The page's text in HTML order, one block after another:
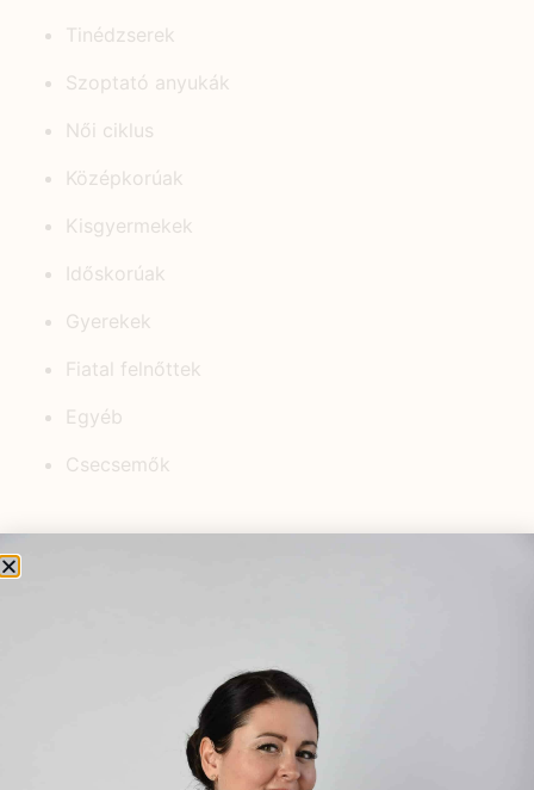
Tinédzserek
Szoptató anyukák
Női ciklus
Középkorúak
Kisgyermekek
Időskorúak
Gyerekek
Fiatal felnőttek
Egyéb
Csecsemők
KEDVELT BEJEGYZÉSEK
Női és férfi termékenység
növelése gyógynövényekkel és